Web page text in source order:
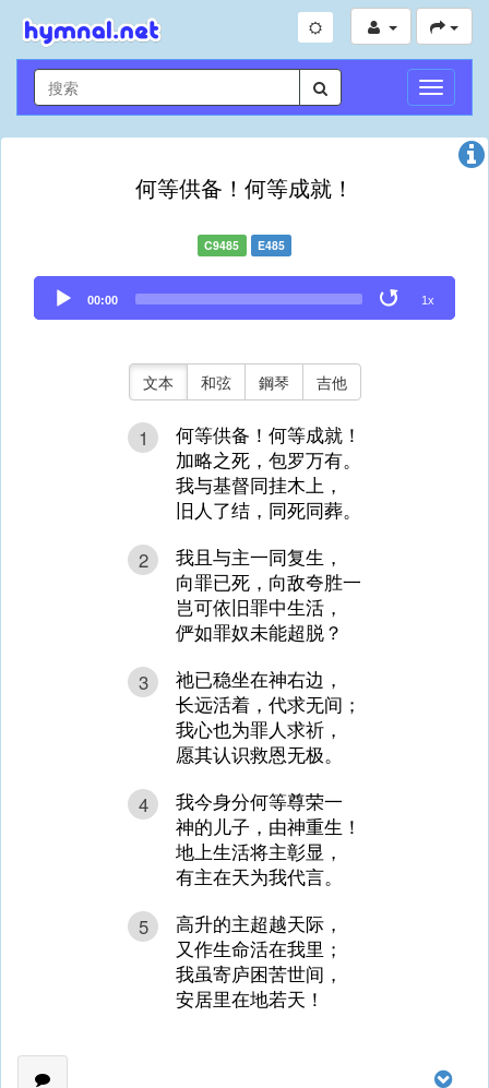
切
換
導
何等供备！何等成就！
C9485 E485
Audio
Player
00:00 1x
文本 和弦 鋼琴 吉他
1
何等供备！何等成就！
加略之死，包罗万有。
我与基督同挂木上，
旧人了结，同死同葬。
2
我且与主一同复生，
向罪已死，向敌夸胜一
岂可依旧罪中生活，
俨如罪奴未能超脱？
3
祂已稳坐在神右边，
长远活着，代求无间；
我心也为罪人求祈，
愿其认识救恩无极。
4
我今身分何等尊荣一
神的儿子，由神重生！
地上生活将主彰显，
有主在天为我代言。
5
高升的主超越天际，
又作生命活在我里；
我虽寄庐困苦世间，
安居里在地若天！